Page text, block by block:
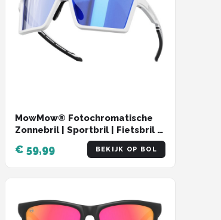
MowMow® Fotochromatische
Zonnebril | Sportbril | Fietsbril |
Wintersport | LuxaLens |
WIZARD-007
€ 59,99 BEKIJK OP BOL